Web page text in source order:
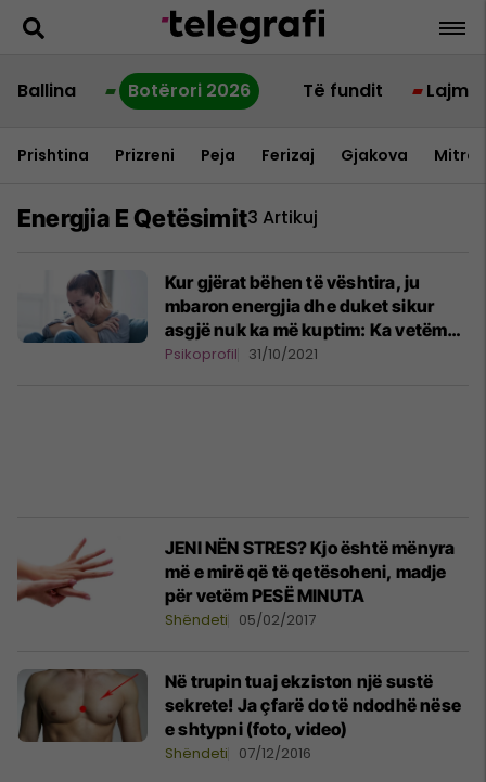
Ballina Botërori 2026 Të fundit Lajme
Prishtina Prizreni Peja Ferizaj Gjakova
Energjia E Qetësimit3 Artikuj
Kur gjërat bëhen të vështira, ju
mbaron energjia dhe duket sikur
asgjë nuk ka më kuptim: Ka vetëm
një gjë që mund ta bëni!
Psikoprofil 31/10/2021
JENI NËN STRES? Kjo është mënyra
më e mirë që të qetësoheni, madje
për vetëm PESË MINUTA
Shëndeti 05/02/2017
Në trupin tuaj ekziston një sustë
sekrete! Ja çfarë do të ndodhë nëse
e shtypni (foto, video)
Shëndeti 07/12/2016